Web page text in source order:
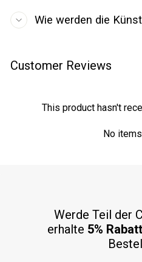
Wie werden die
Customer Reviews
This product hasn't
No
Werde Teil der
erhalte 5% Rabatt